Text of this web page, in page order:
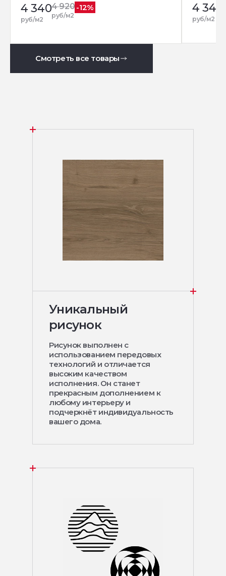
4 340
руб/м2
4 920
руб/м2
-12% 4 340
руб/м2
Смотреть все товары
Уникальный
рисунок
Рисунок выполнен с
использованием передовых
технологий и отличается
высоким качеством
исполнения. Он станет
прекрасным дополнением к
любому интерьеру и
подчеркнёт индивидуальность
вашего дома.